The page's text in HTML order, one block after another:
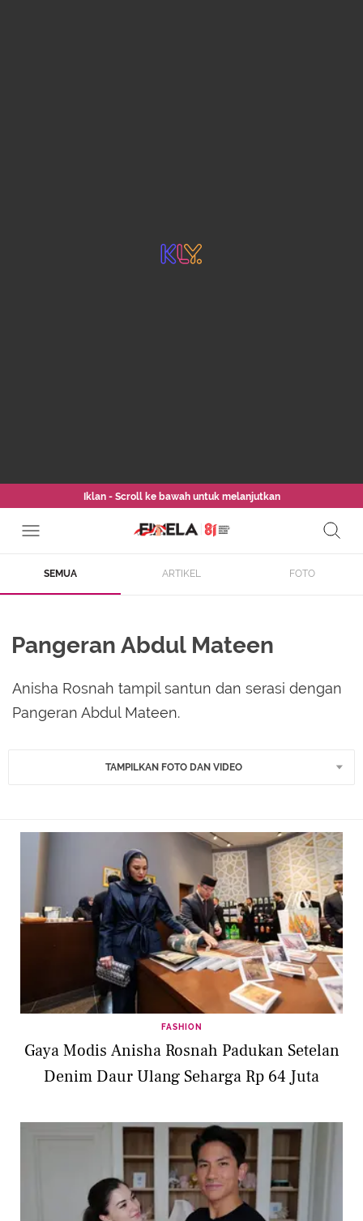
Iklan - Scroll ke bawah untuk melanjutkan
SEMUA ARTIKEL FOTO
Pangeran Abdul Mateen
Anisha Rosnah tampil santun dan serasi dengan
Pangeran Abdul Mateen.
TAMPILKAN FOTO DAN VIDEO
FASHION
Gaya Modis Anisha Rosnah Padukan Setelan
Denim Daur Ulang Seharga Rp 64 Juta